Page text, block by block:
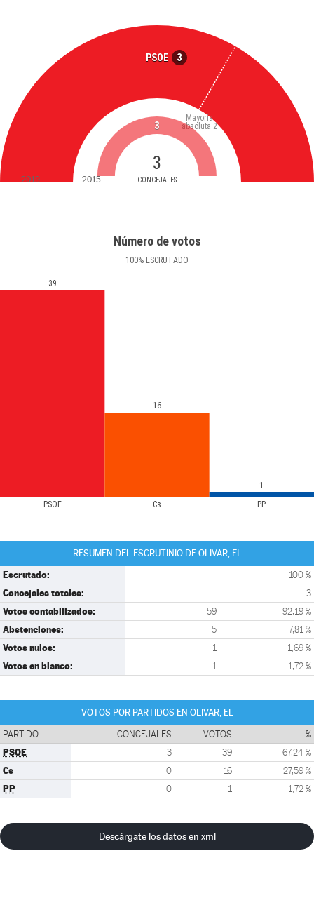
PSOE 3
3
CONCEJALES
Mayoría
absoluta 2
3
2019 2015
Número de votos
100% ESCRUTADO
PSOE Cs PP
39
16
1
RESUMEN DEL ESCRUTINIO DE OLIVAR, EL
Escrutado: 100 %
Concejales totales: 3
Votos contabilizados: 59 92,19 %
Abstenciones: 5 7,81 %
Votos nulos: 1 1,69 %
Votos en blanco: 1 1,72 %
VOTOS POR PARTIDOS EN OLIVAR, EL
PARTIDO CONCEJALES VOTOS %
PSOE 3 39 67,24 %
Cs 0 16 27,59 %
PP 0 1 1,72 %
Descárgate los datos en xml